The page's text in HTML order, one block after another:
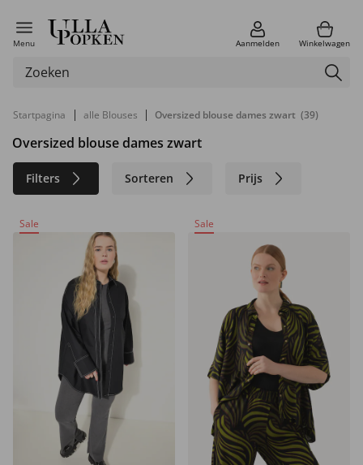
Menu Aanmelden Winkelwagen
Startpagina | alle Blouses | Oversized blouse dames zwart (39)
Oversized blouse dames zwart
Filters Sorteren Prijs
Sale Sale